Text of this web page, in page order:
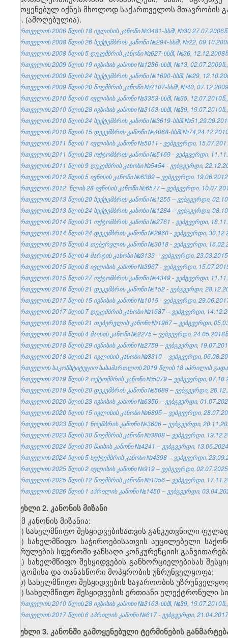
გამოყენებულ იქნეს მხოლოდ საქართველოს მთავრობის
5. (ამოღებულია).
საქართველოს 2006 წლის 18 ივლისის კანონი №3481-სსმI, №30
საქართველოს 2008 წლის 26 სექტემბრის კანონი №294-სსმI, №22,
საქართველოს 2008 წლის 5 დეკემბრის კანონი №627-სსმI, №36,
საქართველოს 2009 წლის 19 ივნისის კანონი №1236-სსმI, №13,
საქართველოს 2009 წლის 24 სექტემბრის კანონი №1690-სსმI, №29,
საქართველოს 2009 წლის 20 ნოემბრის კანონი №2107-სსმI, №40,
საქართველოს 2010 წლის 6 ივლისის კანონი №3353-სსმI, №35,
საქართველოს 2010 წლის 28 ივნისის კანონი №3163-სსმI, №39,
საქართველოს 2010 წლის 24 სექტემბრის კანონი №3619-
საქართველოს 2010 წლის 15 დეკემბრის კანონი №4068-
საქართველოს 2011 წლის 1 ივლისის კანონი №5011 - ვებგვერდი,
საქართველოს 2011 წლის 28 ოქტომბრის კანონი №5169 - ვებგვერდი,
საქართველოს 2011 წლის 9 დეკემბრის კანონი №5454 - ვებგვერდი,
საქართველოს 2012 წლის 5 ივნისის კანონი №6389 – ვებგვერდი,
საქართველოს 2012 წლის 28 ივნისის კანონი №6577 – ვებგვერდი,
საქართველოს 2013 წლის 20 სექტემბრის კანონი №1255 – ვებგვერდი,
საქართველოს 2013 წლის 24 სექტემბრის კანონი №1284 – ვებგვერდი,
საქართველოს 2014 წლის 31 ოქტომბრის კანონი №2761 - ვებგვერდი,
საქართველოს 2014 წლის 24 დეკემბრის კანონი №2960 - ვებგვერდი,
საქართველოს 2015 წლის 4 თებერვლის კანონი №3018 - ვებგვერდი,
საქართველოს 2015 წლის 4 მარტის კანონი №3133 – ვებგვერდი,
საქართველოს 2015 წლის 8 ივლისის კანონი №3967 - ვებგვერდი,
საქართველოს 2015 წლის 27 ოქტომბრის კანონი №4349 - ვებგვერდი,
საქართველოს 2016 წლის 21 დეკემბრის კანონი №152 - ვებგვერდი,
საქართველოს 2017 წლის 15 ივნისის კანონი №1015 - ვებგვერდი,
საქართველოს 2017 წლის 7 დეკემბრის კანონი №1687 – ვებგვერდი,
საქართველოს 2018 წლის 21 თებერვლის კანონი №1967 – ვებგვერდი,
საქართველოს 2018 წლის 4 მაისის კანონი №2275 – ვებგვერდი,
საქართველოს 2018 წლის 29 ივნისის კანონი №2759 – ვებგვერდი,
საქართველოს 2018 წლის 21 ივლისის კანონი №3310 – ვებგვერდი,
საქართველოს საკონსტიტუციო სასამართლოს 2019 წლის 18 აპრილის
საქართველოს 2019 წლის 2 ოქტომბრის კანონი №5079 – ვებგვერდი,
საქართველოს 2019 წლის 20 დეკემბრის კანონი №5689 – ვებგვერდი,
საქართველოს 2020 წლის 23 ივნისის კანონი №6356 – ვებგვერდი,
საქართველოს 2020 წლის 15 ივლისის კანონი №6895 – ვებგვერდი,
საქართველოს 2023 წლის 1 ნოემბრის კანონი №3606 – ვებგვერდი,
საქართველოს 2023 წლის 30 ნოემბრის კანონი №3808 – ვებგვერდი,
საქართველოს 2024 წლის 30 მაისის კანონი №4241 – ვებგვერდი,
საქართველოს 2024 წლის 5 სექტემბრის კანონი №4398 – ვებგვერდი,
საქართველოს 2025 წლის 2 ივლისის კანონი №919 – ვებგვერდი,
საქართველოს 2025 წლის 12 ნოემბრის კანონი №1056 – ვებგვერდი,
საქართველოს 2026 წლის 1 აპრილის კანონი №1450 – ვებგვერდი,
მუხლი 2. კანონის მიზანი
ამ კანონის მიზანია:
ა) სახელმწიფო შესყიდვებისათვის განკუთვნილი
ბ) სახელმწიფო საჭიროებისათვის აუცილებელი
შესრულების სფეროში ჯანსაღი კონკურენციის
გ) სახელმწიფო შესყიდვების განხორციელებისას
მიდგომისა და თანასწორი მოპყრობის უზრუნველყოფა;
დ) სახელმწიფო შესყიდვების საჯაროობის
ე) სახელმწიფო შესყიდვების ერთიანი ელექტრონული
საქართველოს 2010 წლის 28 ივნისის კანონი №3163-სსმI, №39,
საქართველოს 2017 წლის 6 აპრილის კანონი №617 - ვებგვერდი,
მუხლი 3. კანონში გამოყენებული ტერმინების